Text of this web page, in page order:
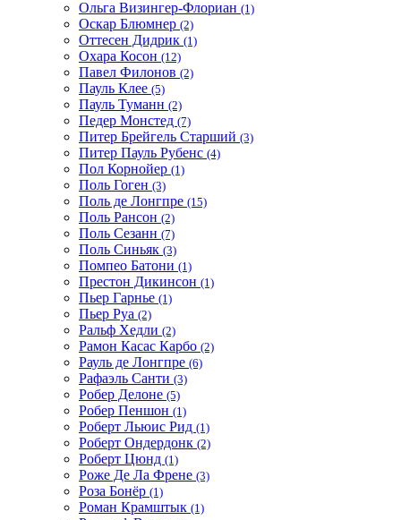
Ольга Визингер-Флориан (1)
Оскар Блюмнер (2)
Оттесен Дидрик (1)
Охара Косон (12)
Павел Филонов (2)
Пауль Клее (5)
Пауль Туманн (2)
Педер Монстед (7)
Питер Брейгель Старший (3)
Питер Пауль Рубенс (4)
Пол Корнойер (1)
Поль Гоген (3)
Поль де Лонгпре (15)
Поль Рансон (2)
Поль Сезанн (7)
Поль Синьяк (3)
Помпео Батони (1)
Престон Дикинсон (1)
Пьер Гарнье (1)
Пьер Руа (2)
Ральф Хедли (2)
Рамон Касас Карбо (2)
Рауль де Лонгпре (6)
Рафаэль Санти (3)
Робер Делоне (5)
Робер Пеншон (1)
Роберт Льюис Рид (1)
Роберт Ондердонк (2)
Роберт Цюнд (1)
Роже Де Ла Френе (3)
Роза Бонёр (1)
Роман Крамштык (1)